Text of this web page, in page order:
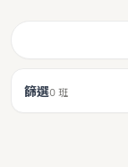
篩選0 班